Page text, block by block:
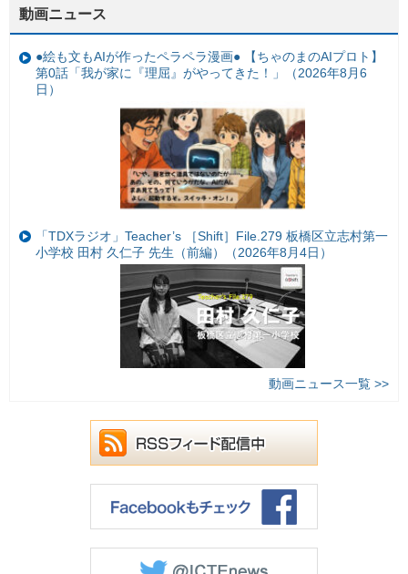
動画ニュース
●絵も文もAIが作ったペラペラ漫画● 【ちゃのまのAIプロト】
第0話「我が家に『理屈』がやってきた！」（2026年8月6
日）
「TDXラジオ」Teacher’s ［Shift］File.279 板橋区立志村第一
小学校 田村 久仁子 先生（前編）（2026年8月4日）
動画ニュース一覧 >>